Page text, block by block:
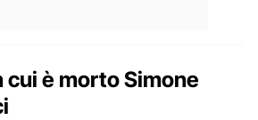
cui è morto Simone